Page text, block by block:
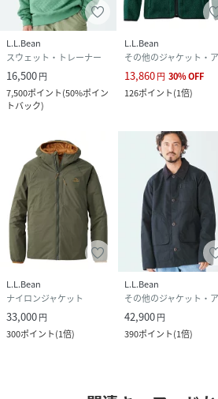
L.L.Bean
スウェット・トレーナー
16,500円
7,500ポイント(50%ポイン
トバック)
L.L.Bean
13,860円 30%OFF
126ポイント(1倍)
L.L.Bean
ナイロンジャケット
33,000円
300ポイント(1倍)
L.L.Bean
42,900円
390ポイント(1倍)